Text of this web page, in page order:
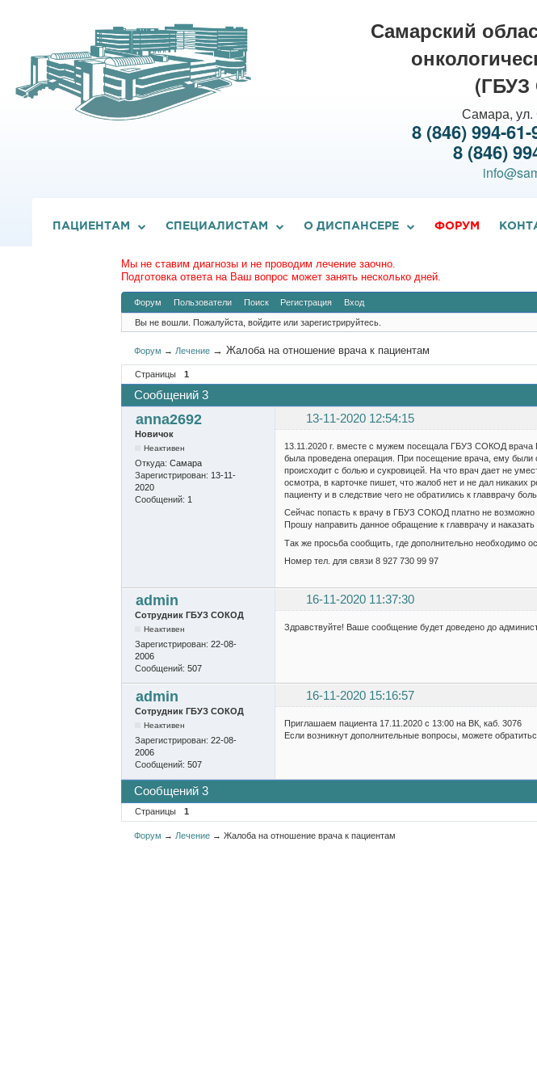
Самарский
Самара, ул.
8 (846) 994-61-
8 (846)
ПАЦИЕНТАМ СПЕЦИАЛИСТАМ О ДИСПАНСЕРЕ ФОРУМ
Мы не ставим диагнозы и не проводим лечение заочно.
Подготовка ответа на Ваш вопрос может занять несколько дней.
Форум Пользователи Поиск Регистрация Вход
Вы не вошли. Пожалуйста, войдите или зарегистрируйтесь.
Форум → Лечение →Жалоба на отношение врача к пациентам
Страницы 1
Сообщений 3
anna2692 13-11-2020 12:54:15
Новичок
Неактивен
Откуда: Самара
Зарегистрирован: 13-11-
2020
Сообщений: 1
13.11.2020 г. вместе с мужем посещала ГБУЗ СОКОД врача
была проведена операция. При посещение врача, ему были
происходит с болью и сукровицей. На что врач дает не
осмотра, в карточке пишет, что жалоб нет и не дал
пациенту и в следствие чего не обратились к главврачу
Сейчас попасть к врачу в ГБУЗ СОКОД платно не возможно
Прошу направить данное обращение к главврачу и
Так же просьба сообщить, где дополнительно необходимо
Номер тел. для связи 8 927 730 99 97
admin 16-11-2020 11:37:30
Сотрудник ГБУЗ СОКОД
Неактивен
Зарегистрирован: 22-08-
2006
Сообщений: 507
Здравствуйте! Ваше сообщение будет доведено до
admin 16-11-2020 15:16:57
Сотрудник ГБУЗ СОКОД
Неактивен
Зарегистрирован: 22-08-
2006
Сообщений: 507
Приглашаем пациента 17.11.2020 с 13:00 на ВК, каб. 3076
Если возникнут дополнительные вопросы, можете
Сообщений 3
Страницы 1
Форум → Лечение →Жалоба на отношение врача к пациентам